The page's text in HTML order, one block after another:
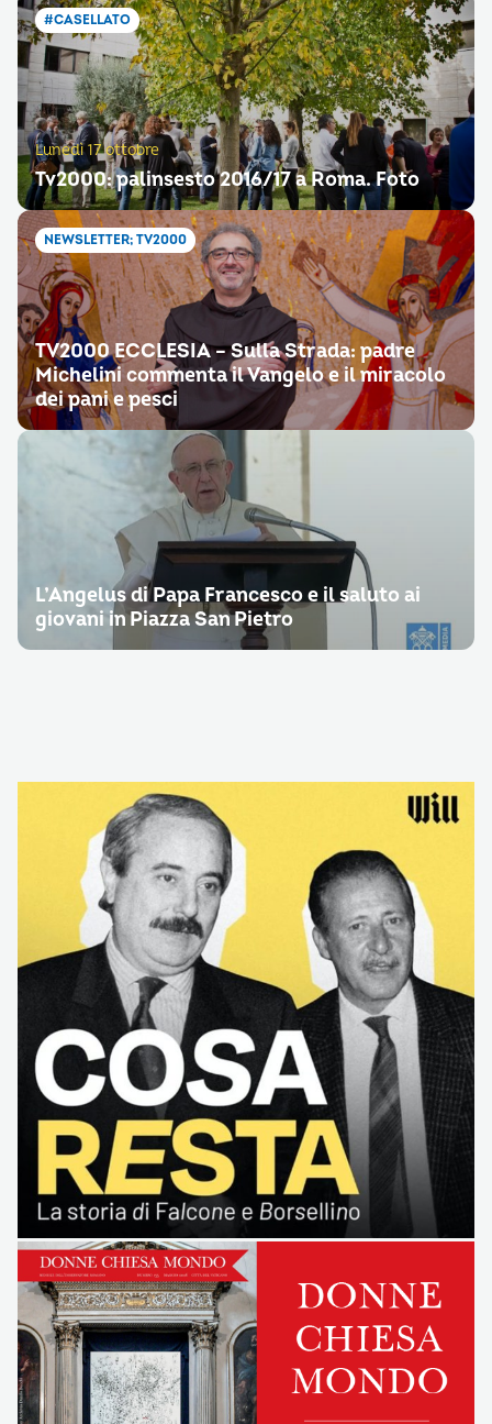
#CASELLATO
Lunedì 17 ottobre
Tv2000: palinsesto 2016/17 a Roma. Foto
NEWSLETTER; TV2000
TV2000 ECCLESIA – Sulla Strada: padre
Michelini commenta il Vangelo e il miracolo
dei pani e pesci
L’Angelus di Papa Francesco e il saluto ai
giovani in Piazza San Pietro